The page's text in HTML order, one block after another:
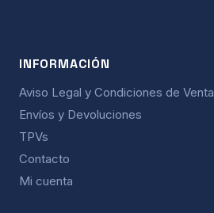
INFORMACIÓN
Aviso Legal y Condiciones de Venta
Envíos y Devoluciones
TPVs
Contacto
Mi cuenta